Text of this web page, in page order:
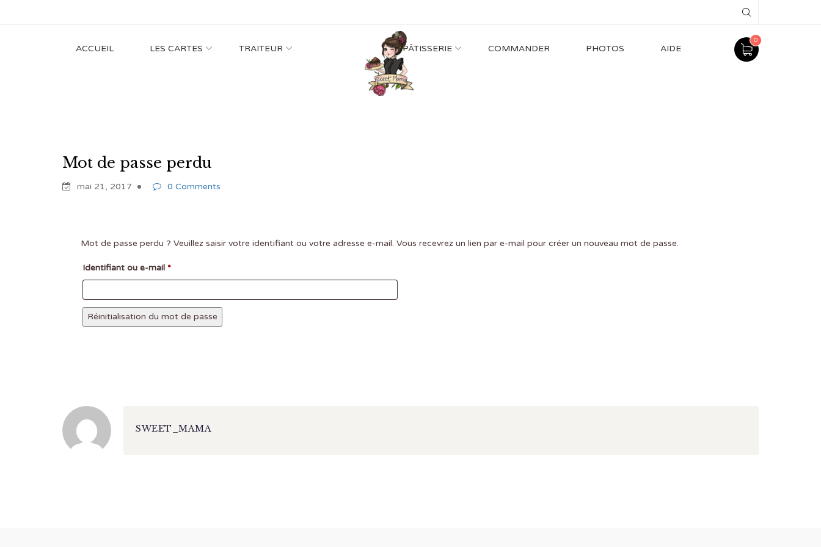
ACCUEIL LES CARTES TRAITEUR PÂTISSERIE COMMANDER PHOTOS AIDE
0
Mot de passe perdu
mai 21, 2017 0 Comments
Mot de passe perdu ? Veuillez saisir votre identifiant ou votre adresse e-mail. Vous recevrez un lien par e-mail pour créer un nouveau mot de passe.
Identifiant ou e-mail *Obligatoire
Réinitialisation du mot de passe
SWEET_MAMA